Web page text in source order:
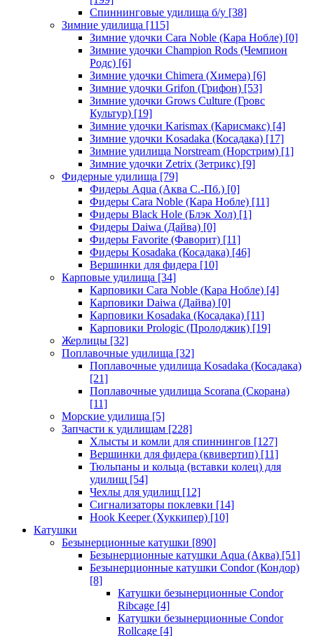
Спиннинговые удилища б/у [38]
Зимние удилища [115]
Зимние удочки Cara Noble (Кара Нобле) [0]
Зимние удочки Champion Rods (Чемпион
Родс) [6]
Зимние удочки Chimera (Химера) [6]
Зимние удочки Grifon (Грифон) [53]
Зимние удочки Grows Culture (Гровс
Культур) [19]
Зимние удочки Karismax (Карисмакс) [4]
Зимние удочки Kosadaka (Косадака) [17]
Зимние удилища Norstream (Норстрим) [1]
Зимние удочки Zetrix (Зетрикс) [9]
Фидерные удилища [79]
Фидеры Aqua (Аква С.-Пб.) [0]
Фидеры Cara Noble (Кара Нобле) [11]
Фидеры Black Hole (Блэк Хол) [1]
Фидеры Daiwa (Дайва) [0]
Фидеры Favorite (Фаворит) [11]
Фидеры Kosadaka (Косадака) [46]
Вершинки для фидера [10]
Карповые удилища [34]
Карповики Cara Noble (Кара Нобле) [4]
Карповики Daiwa (Дайва) [0]
Карповики Kosadaka (Косадака) [11]
Карповики Prologic (Пролоджик) [19]
Жерлицы [32]
Поплавочные удилища [32]
Поплавочные удилища Kosadaka (Косадака)
[21]
Поплавочные удилища Scorana (Скорана)
[11]
Морские удилища [5]
Запчасти к удилищам [228]
Хлысты и комли для спиннингов [127]
Вершинки для фидера (квивертип) [11]
Тюльпаны и кольца (вставки колец) для
удилищ [54]
Чехлы для удилищ [12]
Сигнализаторы поклевки [14]
Hook Keeper (Хуккипер) [10]
Катушки
Безынерционные катушки [890]
Безынерционные катушки Aqua (Аква) [51]
Безынерционные катушки Condor (Кондор)
[8]
Катушки безынерционные Condor
Ribcage [4]
Катушки безынерционные Condor
Rollcage [4]